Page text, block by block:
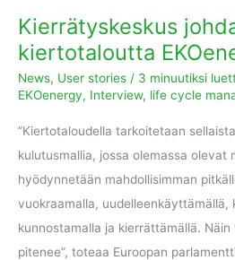
Kierrätyskeskus
kiertotaloutta
News, User stories / 3 minuutiksi
EKOenergy, Interview, life cycle
”Kiertotaloudella tarkoitetaan
kulutusmallia, jossa olemassa olevat
hyödynnetään mahdollisimman
vuokraamalla, uudelleenkäyttämällä,
kunnostamalla ja kierrättämällä.
pitenee”, toteaa Euroopan